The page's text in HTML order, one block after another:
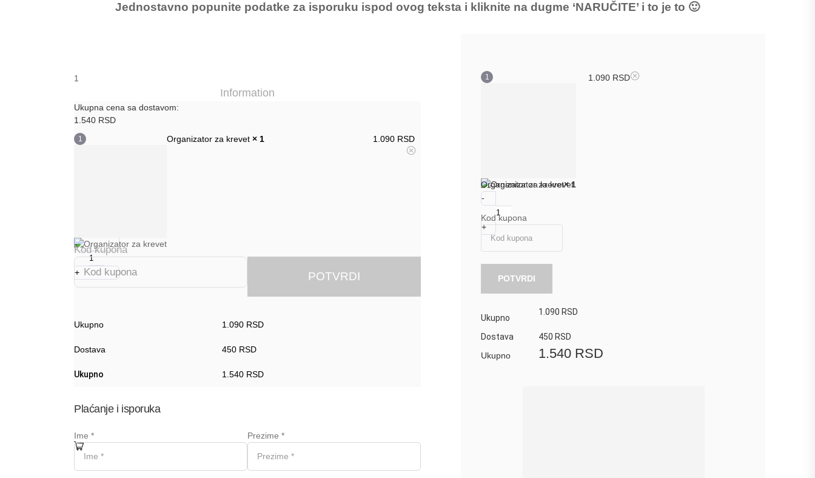
Jednostavno popunite podatke za isporuku ispod ovog teksta i kliknite na dugme ‘NARUČITE’ i to je to 🙂
1
Information
Ukupna cena sa dostavom:
1.540 RSD
1 Organizator za krevet × 1
-
+
1.090 RSD
Kod kupona
POTVRDI
Ukupno 1.090 RSD
Dostava 450 RSD
Ukupno 1.540 RSD
Plaćanje i isporuka
Ime * Prezime *
1
Organizator za krevet× 1
-
+
1.090 RSD
Kod kupona
POTVRDI
Ukupno
1.090 RSD
Dostava 450 RSD
Ukupno
1.540 RSD